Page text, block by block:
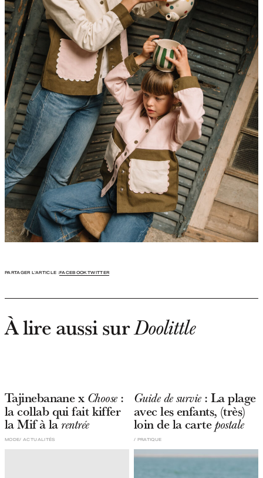
PARTAGER L'ARTICLE :FACEBOOKTWITTER
À lire aussi surDoolittle
Tajinebanane x Choose:
la collab qui fait kiffer
la Mif à larentrée
ACTUALITÉS
MODE
Guide de survie: La plage
avec les enfants, (très)
loin de la cartepostale
PRATIQUE